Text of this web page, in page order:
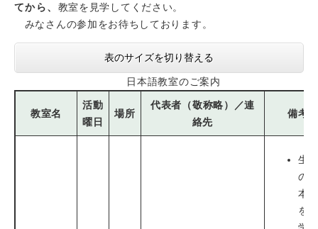
てから、 教室を見学してください。
みなさんの参加をお待ちしております。
表のサイズを切り替える
日本語教室のご案内
教室名
活動
曜日
場所
代表者（敬称略）／連
絡先
備考
生
の
本
を